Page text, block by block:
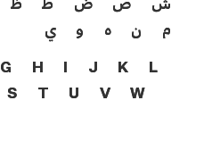
G H J K
L
S T U V
W
م
ن ه و ي